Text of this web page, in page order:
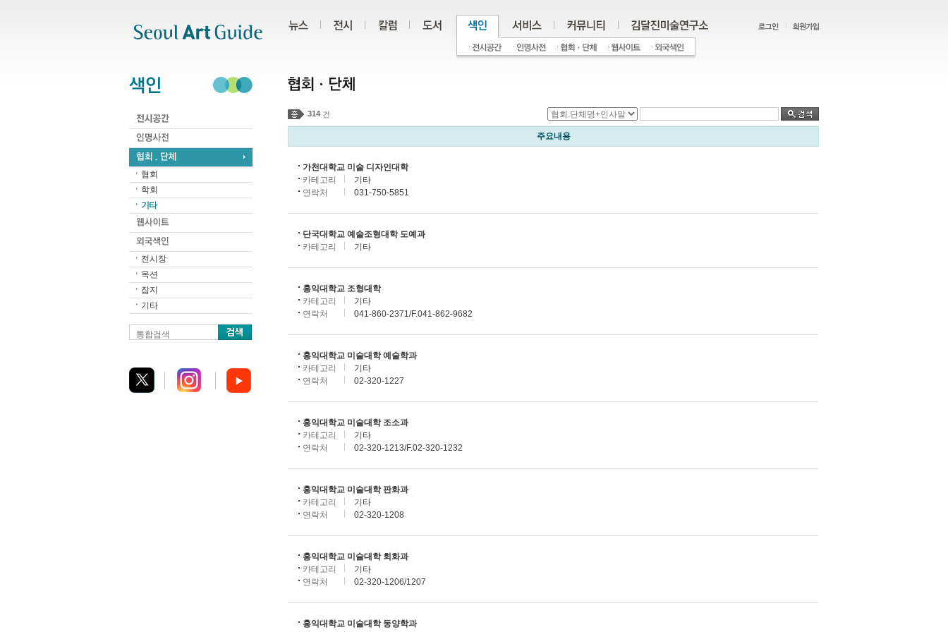
협회
학회
기타
전시장
옥션
잡지
기타
통합검색
314 건
주요내용
가천대학교 미술 디자인대학
카테고리
기타
연락처
031-750-5851
단국대학교 예술조형대학 도예과
카테고리
기타
홍익대학교 조형대학
카테고리
기타
연락처
041-860-2371/F.041-862-9682
홍익대학교 미술대학 예술학과
카테고리
기타
연락처
02-320-1227
홍익대학교 미술대학 조소과
카테고리
기타
연락처
02-320-1213/F.02-320-1232
홍익대학교 미술대학 판화과
카테고리
기타
연락처
02-320-1208
홍익대학교 미술대학 회화과
카테고리
기타
연락처
02-320-1206/1207
홍익대학교 미술대학 동양학과